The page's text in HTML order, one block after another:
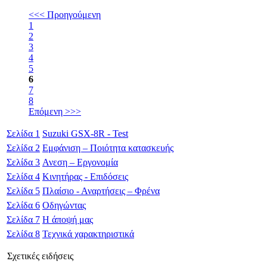
<<< Προηγούμενη
1
2
3
4
5
6
7
8
Επόμενη >>>
Σελίδα 1 Suzuki GSX-8R - Test
Σελίδα 2 Εμφάνιση – Ποιότητα κατασκευής
Σελίδα 3 Ανεση – Εργονομία
Σελίδα 4 Κινητήρας - Επιδόσεις
Σελίδα 5 Πλαίσιο - Αναρτήσεις – Φρένα
Σελίδα 6 Οδηγώντας
Σελίδα 7 Η άποψή μας
Σελίδα 8 Τεχνικά χαρακτηριστικά
Σχετικές ειδήσεις